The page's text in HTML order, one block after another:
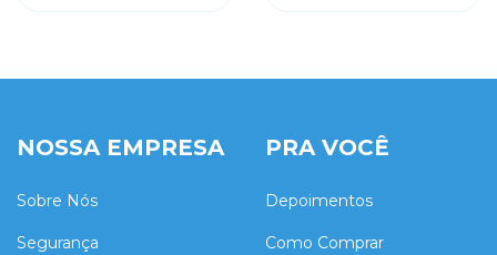
NOSSA EMPRESA
Sobre Nós
Segurança
PRA VOCÊ
Depoimentos
Como Comprar